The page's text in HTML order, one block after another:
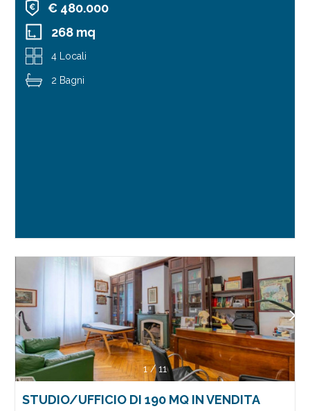
€ 480.000
268 mq
4 Locali
2 Bagni
1/11
STUDIO/UFFICIO DI 190 MQ IN VENDITA